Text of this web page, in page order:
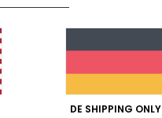
DE SHIPPING ONLY